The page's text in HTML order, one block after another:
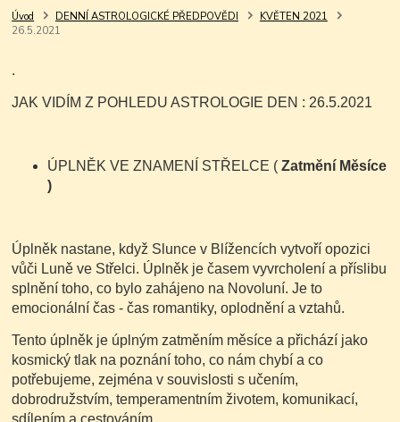
Úvod DENNÍ ASTROLOGICKÉ PŘEDPOVĚDI
KVĚTEN 2021
26.5.2021
.
JAK VIDÍM Z POHLEDU ASTROLOGIE DEN : 26.5.2021
ÚPLNĚK VE ZNAMENÍ STŘELCE (Zatmění Měsíce
)
Úplněk nastane, když Slunce v Blížencích vytvoří opozici
vůči Luně ve Střelci. Úplněk je časem vyvrcholení a příslibu
splnění toho, co bylo zahájeno na Novoluní. Je to
emocionální čas - čas romantiky, oplodnění a vztahů.
Tento úplněk je úplným zatměním měsíce a přichází jako
kosmický tlak na poznání toho, co nám chybí a co
potřebujeme, zejména v souvislosti s učením,
dobrodružstvím, temperamentním životem, komunikací,